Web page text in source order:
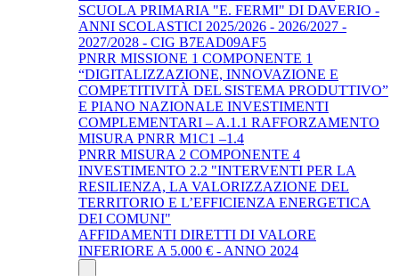
SCUOLA PRIMARIA "E. FERMI" DI DAVERIO -
ANNI SCOLASTICI 2025/2026 - 2026/2027 -
2027/2028 - CIG B7EAD09AF5
PNRR MISSIONE 1 COMPONENTE 1
“DIGITALIZZAZIONE, INNOVAZIONE E
COMPETITIVITÀ DEL SISTEMA PRODUTTIVO”
E PIANO NAZIONALE INVESTIMENTI
COMPLEMENTARI – A.1.1 RAFFORZAMENTO
MISURA PNRR M1C1 –1.4
PNRR MISURA 2 COMPONENTE 4
INVESTIMENTO 2.2 "INTERVENTI PER LA
RESILIENZA, LA VALORIZZAZIONE DEL
TERRITORIO E L’EFFICIENZA ENERGETICA
DEI COMUNI"
AFFIDAMENTI DIRETTI DI VALORE
INFERIORE A 5.000 € - ANNO 2024